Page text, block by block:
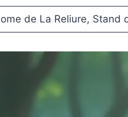
de La Reliure, Stand